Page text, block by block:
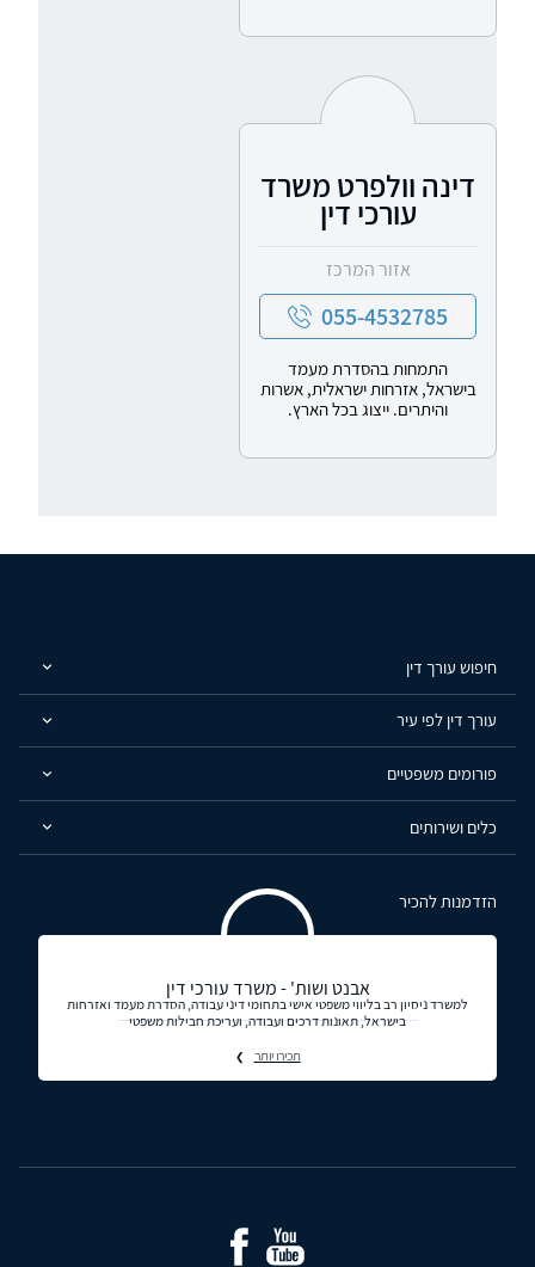
דינה וולפרט משרד
עורכי דין
אזור המרכז
055-4532785
התמחות בהסדרת מעמד
בישראל, אזרחות ישראלית, אשרות
והיתרים. ייצוג בכל הארץ.
חיפוש עורך דין
עורך דין לפי עיר
פורומים משפטיים
כלים ושירותים
הזדמנות להכיר
אבנט ושות' - משרד עורכי דין
למשרד ניסיון רב בליווי משפטי אישי בתחומי דיני עבודה, הסדרת מעמד ואזרחות
בישראל, תאונות דרכים ועבודה, ועריכת חבילות משפטי
תכירו יותר